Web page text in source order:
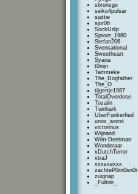
sbronsge
seiko4pulsar
sjattie
sjor06
SockUdip
Sproet_1980
Stefan206
SvensationaI
Sweetheart
Syana
t0nijn
Tammeke
The_Dogfather
The_O
tijgertje1987
TotalOverdose
Tozalin
Tuinhark
UberFunkerfied
unox_worst
victorinus
Wijnand
Wim-Deetman
Wonderaar
xDutchTerror
xtraJ
xxxsxexxx
zachteP0rn0sn0r
zuignap
_Fulton_